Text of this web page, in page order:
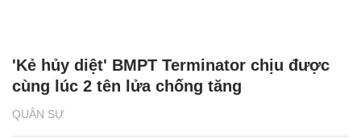
QUÂN SỰ
'Kẻ hủy diệt' BMPT Terminator chịu được
cùng lúc 2 tên lửa chống tăng